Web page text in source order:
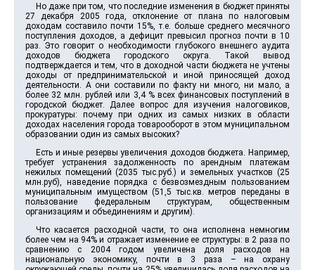
Но даже при том, что последние изменения в бюджет приняты
27 декабря 2005 года, отклонение от плана по налоговым
доходам составило почти 15%, т.е. больше среднего месячного
поступления доходов, а дефицит превысил прогноз почти в 10
раз. Это говорит о необходимости глубокого внешнего аудита
доходов бюджета городского округа. Такой вывод
подтверждается и тем, что в доходной части бюджета не учтены
доходы от предпринимательской и иной приносящей доход
деятельности. А они составили по факту ни много, ни мало, а
более 32 млн. рублей или 3,4 % всех финансовых поступлений в
городской бюджет. Далее вопрос для изучения налоговиков,
прокуратуры: почему при одних из самых низких в области
доходах населения города товарооборот в этом муниципальном
образовании один из самых высоких?
Есть и иные резервы увеличения доходов бюджета. Например,
требует устранения задолженность по арендным платежам
нежилых помещений (2035 тыс.руб.) и земельных участков (25
млн.руб), наведение порядка с безвозмездным пользованием
муниципальным имуществом (51,5 тыс.кв. метров переданы в
пользование федеральным структурам, общественным
организациям и объединениям и другим).
Что касается расходной части, то она исполнена немногим
более чем на 94% и отражает изменение ее структуры: в 2 раза по
сравнению с 2004 годом увеличена доля расходов на
национальную экономику, почти в 3 раза – на охрану